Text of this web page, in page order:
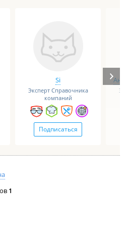
Si
Эксперт Справочника
компаний
Подписаться
1